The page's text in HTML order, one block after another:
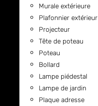
Murale extérieure
Plafonnier extérieur
Projecteur
Tête de poteau
Poteau
Bollard
Lampe piédestal
Lampe de jardin
Plaque adresse